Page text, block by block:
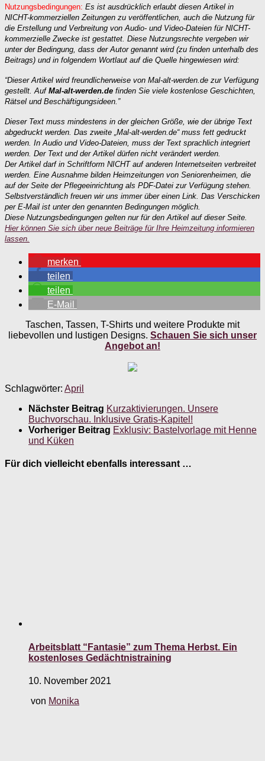
Nutzungsbedingungen: Es ist ausdrücklich erlaubt diesen Artikel in
NICHT-kommerziellen Zeitungen zu veröffentlichen, auch die Nutzung für
die Erstellung und Verbreitung von Audio- und Video-Dateien für NICHT-
kommerzielle Zwecke ist gestattet. Diese Nutzungsrechte vergeben wir
unter der Bedingung, dass der Autor genannt wird (zu finden unterhalb des
Beitrags) und in folgendem Wortlaut auf die Quelle hingewiesen wird:
“Dieser Artikel wird freundlicherweise von Mal-alt-werden.de zur Verfügung
gestellt. Auf Mal-alt-werden.de finden Sie viele kostenlose Geschichten,
Rätsel und Beschäftigungsideen.”
Dieser Text muss mindestens in der gleichen Größe, wie der übrige Text
abgedruckt werden. Das zweite „Mal-alt-werden.de“ muss fett gedruckt
werden. In Audio und Video-Dateien, muss der Text sprachlich integriert
werden. Der Text und der Artikel dürfen nicht verändert werden.
Der Artikel darf in Schriftform NICHT auf anderen Internetseiten verbreitet
werden. Eine Ausnahme bilden Heimzeitungen von Seniorenheimen, die
auf der Seite der Pflegeeinrichtung als PDF-Datei zur Verfügung stehen.
Selbstverständlich freuen wir uns immer über einen Link. Das Verschicken
per E-Mail ist unter den genannten Bedingungen möglich.
Diese Nutzungsbedingungen gelten nur für den Artikel auf dieser Seite.
Hier können Sie sich über neue Beiträge für Ihre Heimzeitung informieren
lassen.
merken
teilen
teilen
E-Mail
Taschen, Tassen, T-Shirts und weitere Produkte mit
liebevollen und lustigen Designs. Schauen Sie sich unser
Angebot an!
Schlagwörter: April
Nächster Beitrag Kurzaktivierungen. Unsere
Buchvorschau. Inklusive Gratis-Kapitel!
Vorheriger Beitrag Exklusiv: Bastelvorlage mit Henne
und Küken
Für dich vielleicht ebenfalls interessant …
Arbeitsblatt “Fantasie” zum Thema Herbst. Ein
kostenloses Gedächtnistraining
10. November 2021
von Monika